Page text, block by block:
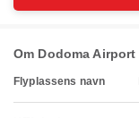
Om Dodoma Airport
Flyplassens navn